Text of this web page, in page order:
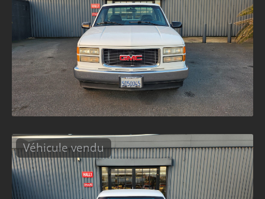
Véhicule vendu